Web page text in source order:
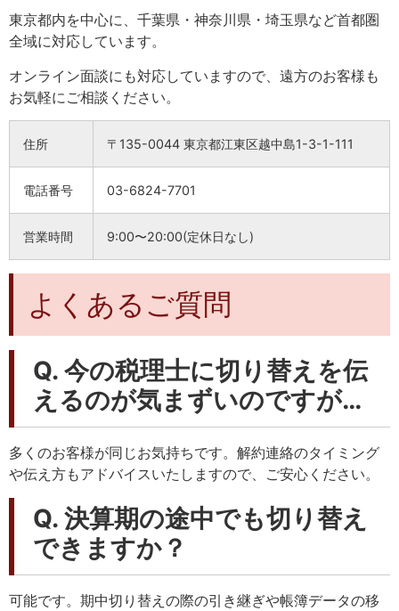
東京都内を中心に、千葉県・神奈川県・埼玉県など首都圏
全域に対応しています。
オンライン面談にも対応していますので、遠方のお客様も
お気軽にご相談ください。
住所 〒135-0044 東京都江東区越中島1-3-1-111
電話番号 03-6824-7701
営業時間 9:00〜20:00(定休日なし)
よくあるご質問
Q. 今の税理士に切り替えを伝
えるのが気まずいのですが…
多くのお客様が同じお気持ちです。解約連絡のタイミング
や伝え方もアドバイスいたしますので、ご安心ください。
Q. 決算期の途中でも切り替え
できますか？
可能です。期中切り替えの際の引き継ぎや帳簿データの移